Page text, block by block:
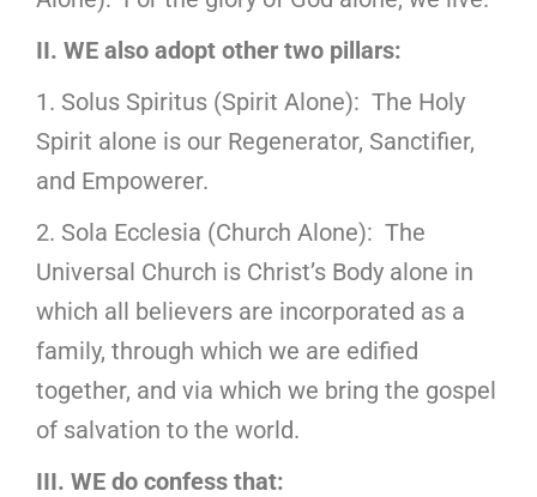
II. WE also adopt other two pillars:
1. Solus Spiritus (Spirit Alone): The Holy
Spirit alone is our Regenerator, Sanctifier,
and Empowerer.
2. Sola Ecclesia (Church Alone): The
Universal Church is Christ’s Body alone in
which all believers are incorporated as a
family, through which we are edified
together, and via which we bring the gospel
of salvation to the world.
III. WE do confess that: